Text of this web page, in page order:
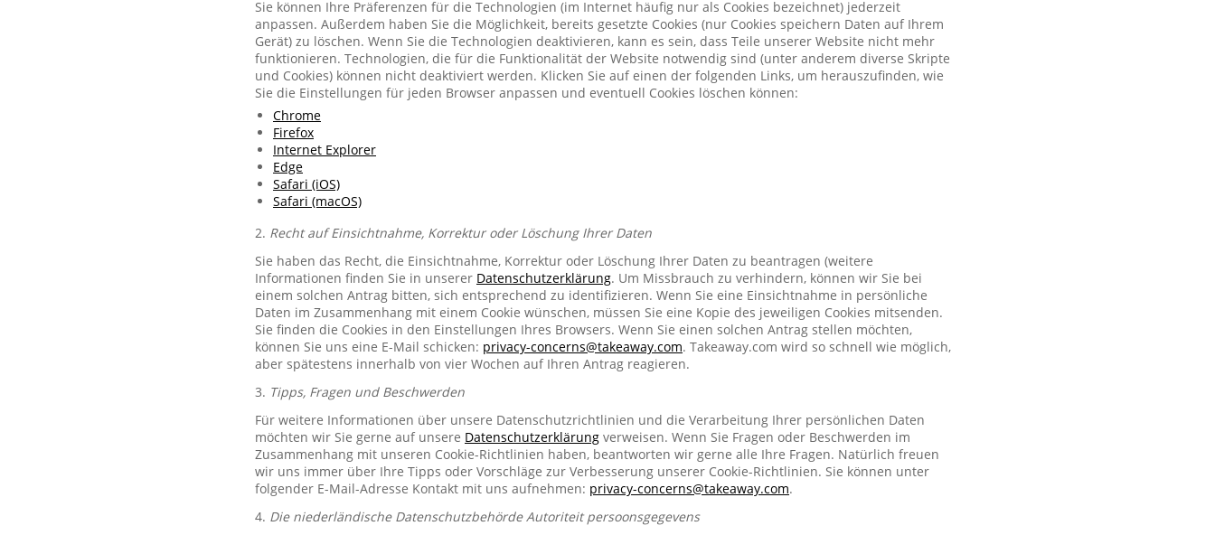
Sie können Ihre Präferenzen für die Technologien (im Internet häufig nur als Cookies bezeichnet) jederzeit
anpassen. Außerdem haben Sie die Möglichkeit, bereits gesetzte Cookies (nur Cookies speichern Daten auf Ihrem
Gerät) zu löschen. Wenn Sie die Technologien deaktivieren, kann es sein, dass Teile unserer Website nicht mehr
funktionieren. Technologien, die für die Funktionalität der Website notwendig sind (unter anderem diverse Skripte
und Cookies) können nicht deaktiviert werden. Klicken Sie auf einen der folgenden Links, um herauszufinden, wie
Sie die Einstellungen für jeden Browser anpassen und eventuell Cookies löschen können:
Chrome
Firefox
Internet Explorer
Edge
Safari (iOS)
Safari (macOS)
2. Recht auf Einsichtnahme, Korrektur oder Löschung Ihrer Daten
Sie haben das Recht, die Einsichtnahme, Korrektur oder Löschung Ihrer Daten zu beantragen (weitere
Informationen finden Sie in unserer Datenschutzerklärung. Um Missbrauch zu verhindern, können wir Sie bei
einem solchen Antrag bitten, sich entsprechend zu identifizieren. Wenn Sie eine Einsichtnahme in persönliche
Daten im Zusammenhang mit einem Cookie wünschen, müssen Sie eine Kopie des jeweiligen Cookies mitsenden.
Sie finden die Cookies in den Einstellungen Ihres Browsers. Wenn Sie einen solchen Antrag stellen möchten,
können Sie uns eine E-Mail schicken: privacy-concerns@takeaway.com. Takeaway.com wird so schnell wie möglich,
aber spätestens innerhalb von vier Wochen auf Ihren Antrag reagieren.
3. Tipps, Fragen und Beschwerden
Für weitere Informationen über unsere Datenschutzrichtlinien und die Verarbeitung Ihrer persönlichen Daten
möchten wir Sie gerne auf unsere Datenschutzerklärung verweisen. Wenn Sie Fragen oder Beschwerden im
Zusammenhang mit unseren Cookie-Richtlinien haben, beantworten wir gerne alle Ihre Fragen. Natürlich freuen
wir uns immer über Ihre Tipps oder Vorschläge zur Verbesserung unserer Cookie-Richtlinien. Sie können unter
folgender E-Mail-Adresse Kontakt mit uns aufnehmen: privacy-concerns@takeaway.com.
4. Die niederländische Datenschutzbehörde Autoriteit persoonsgegevens